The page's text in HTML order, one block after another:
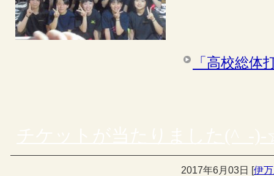
「高校総体
2017年6月03日 [伊